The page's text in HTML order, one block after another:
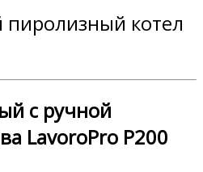
котел
с ручной
LavoroPro P200